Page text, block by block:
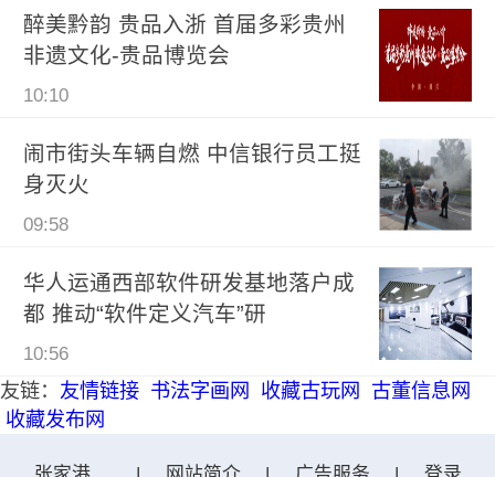
醉美黔韵 贵品入浙 首届多彩贵州
非遗文化-贵品博览会
10:10
闹市街头车辆自燃 中信银行员工挺
身灭火
09:58
华人运通西部软件研发基地落户成
都 推动“软件定义汽车”研
10:56
友链： 友情链接 书法字画网 收藏古玩网
古董信息网
收藏发布网